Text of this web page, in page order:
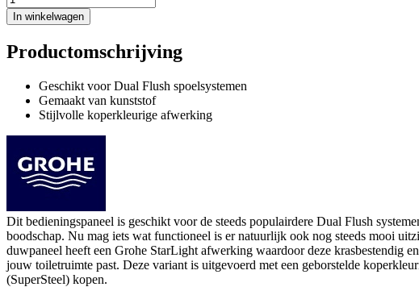
In winkelwagen
Productomschrijving
Geschikt voor Dual Flush spoelsystemen
Gemaakt van kunststof
Stijlvolle koperkleurige afwerking
Dit bedieningspaneel is geschikt voor de steeds populairdere Dual Flush
boodschap. Nu mag iets wat functioneel is er natuurlijk ook nog steeds mooi
duwpaneel heeft een Grohe StarLight afwerking waardoor deze krasbestendig
jouw toiletruimte past. Deze variant is uitgevoerd met een geborstelde
(SuperSteel) kopen.